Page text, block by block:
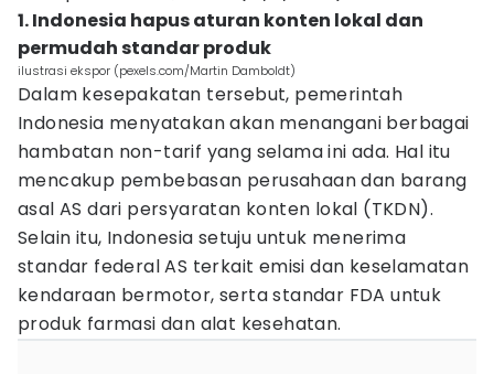
1. Indonesia hapus aturan konten lokal dan
permudah standar produk
ilustrasi ekspor (pexels.com/Martin Damboldt)
Dalam kesepakatan tersebut, pemerintah
Indonesia menyatakan akan menangani berbagai
hambatan non-tarif yang selama ini ada. Hal itu
mencakup pembebasan perusahaan dan barang
asal AS dari persyaratan konten lokal (TKDN).
Selain itu, Indonesia setuju untuk menerima
standar federal AS terkait emisi dan keselamatan
kendaraan bermotor, serta standar FDA untuk
produk farmasi dan alat kesehatan.